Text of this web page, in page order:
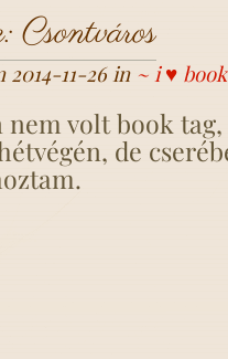
Csontváros
2014-11-26 in ~ i ♥
nem volt book
de